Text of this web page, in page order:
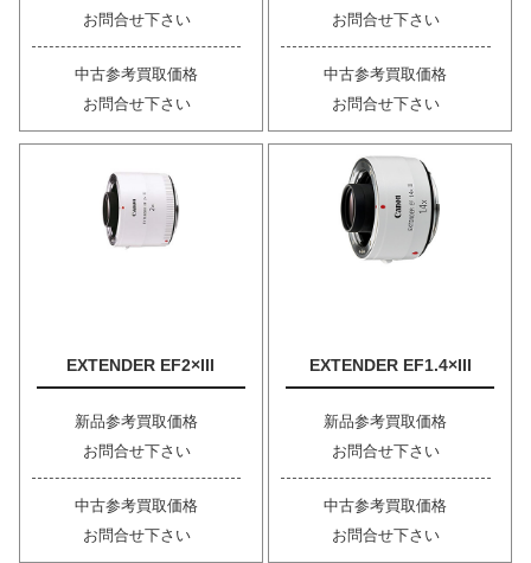
お問合せ下さい
中古参考買取価格
お問合せ下さい
お問合せ下さい
中古参考買取価格
お問合せ下さい
EXTENDER EF2×III
新品参考買取価格
お問合せ下さい
中古参考買取価格
お問合せ下さい
EXTENDER EF1.4×III
新品参考買取価格
お問合せ下さい
中古参考買取価格
お問合せ下さい